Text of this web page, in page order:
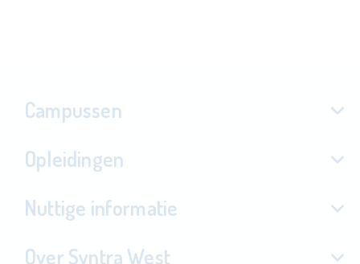
Campussen
Opleidingen
Nuttige informatie
Over Syntra West